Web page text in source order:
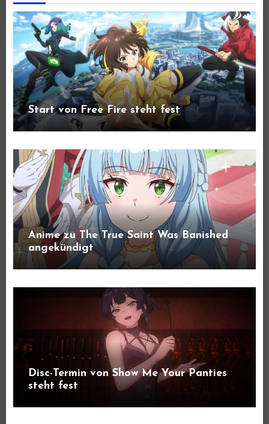
Start von Free Fire steht fest
Anime zu The True Saint Was Banished
angekündigt
Disc-Termin von Show Me Your Panties
steht fest